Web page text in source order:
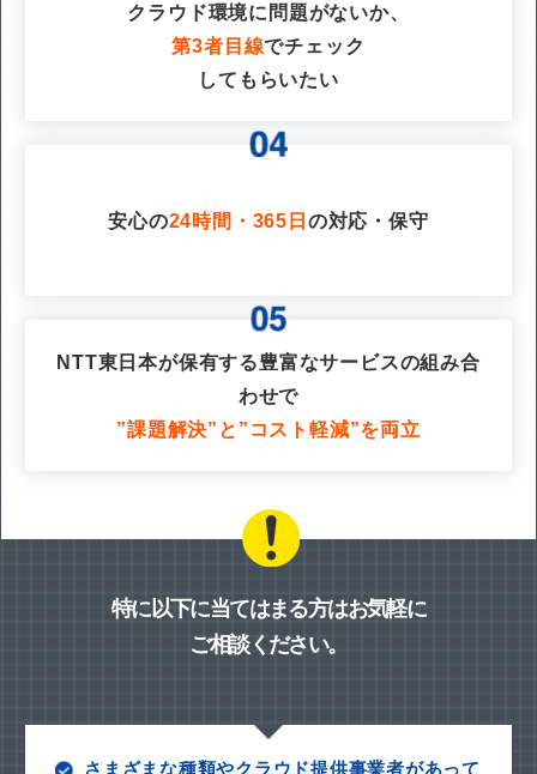
クラウド環境に問題がないか、
第3者目線でチェック
してもらいたい
安心の24時間・365日 の対応・保守
NTT東日本が保有する豊富なサービスの組み合
わせで
”課題解決”と”コスト軽減”を両立
特に以下に当てはまる方はお気軽に
ご相談ください。
さまざまな種類やクラウド提供事業者があって